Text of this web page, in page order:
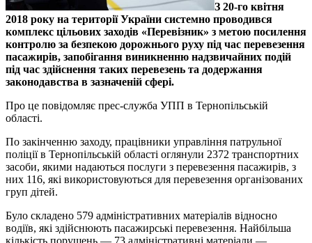
З 20-го квітня
2018 року на території України системно проводився
комплекс цільових заходів «Перевізник» з метою посилення
контролю за безпекою дорожнього руху під час перевезення
пасажирів, запобігання виникненню надзвичайних подій
під час здійснення таких перевезень та додержання
законодавства в зазначеній сфері.
Про це повідомляє прес-служба УПП в Тернопільській
області.
По закінченню заходу, працівники управління патрульної
поліції в Тернопільській області оглянули 2372 транспортних
засоби, якими надаються послуги з перевезення пасажирів, з
них 116, які використовуються для перевезення організованих
груп дітей.
Було складено 579 адміністративних матеріалів відносно
водіїв, які здійснюють пасажирські перевезення. Найбільша